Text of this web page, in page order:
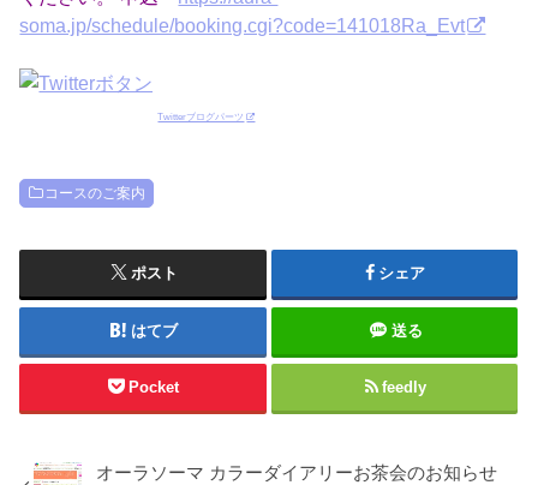
soma.jp/schedule/booking.cgi?code=141018Ra_Evt
Twitterブログパーツ
コースのご案内
ポスト シェア
はてブ 送る
Pocket feedly
オーラソーマ カラーダイアリーお茶会のお知らせ